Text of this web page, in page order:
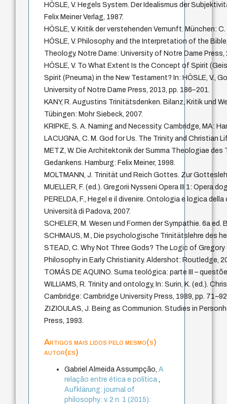
HÖSLE, V. Hegels System. Der Idealismus der
Felix Meiner Verlag, 1987.
HÖSLE, V. Kritik der verstehenden Vernunft. München:
HÖSLE, V. Philosophy and the Interpretation of the
Theology. Notre Dame: University of Notre Dame Press,
HÖSLE, V. To What Extent Is the Concept of Spirit
Spirit (Pneuma) in the New Testament? In: HÖSLE, V.,
University of Notre Dame Press, 2013, pp. 186–201.
KANY, R. Augustins Trinitätsdenken. Bilanz, Kritik und
Tübingen: Mohr Siebeck, 2007.
KRIPKE, S. A. Naming and Necessity. Cambridge, MA:
LACUGNA, C. M. God for Us. The Trinity and Christian
METZ, W. Die Architektonik der Summa Theologiae
Gedankens. Hamburg: Felix Meiner, 1998.
MOLTMANN, J. Trinität und Reich Gottes. Zur
MUELLER, F. (ed.). Gregorii Nysseni Opera III 1: Opera
PERELDA, F., Hegel e il divenire. Ontologia e logica
Università di Padova, 2007.
SCHELER, M. Wesen und Formen der Sympathie. 6a ed.
SCHMAUS, M., Die psychologische Trinitätslehre des
STEAD, C. Why Not Three Gods? The Logic of Gregory
Philosophy in Early Christianity. Aldershot: Routledge,
TOMÁS DE AQUINO. Suma teológica: parte III –
WILLIAMS, R. Trinity and ontology, In: Surin, K. (ed.).
Cambridge: Cambridge University Press, 1989, pp.
ZIZIOULAS, J. Being as Communion. Studies in
Press, 1993.
Artigos mais lidos pelo mesmo(s)
autor(es)
Gabriel Almeida Assumpção,A
relação entre ética e política
Aufklärung: journal of
philosophy: v. 2 n. 1 (2015):